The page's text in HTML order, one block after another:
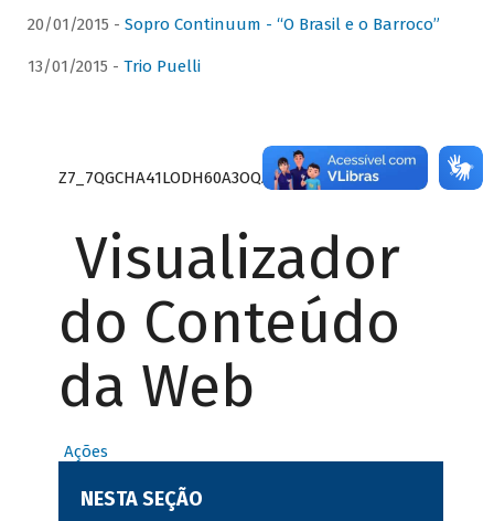
20/01/2015 - Sopro Continuum - “O Brasil e o Barroco”
13/01/2015 - Trio Puelli
Z7_7QGCHA41LODH60A3OQA8RN1415
Visualizador
do Conteúdo
da Web
Ações
NESTA SEÇÃO